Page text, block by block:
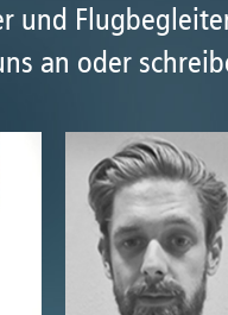
und
an oder